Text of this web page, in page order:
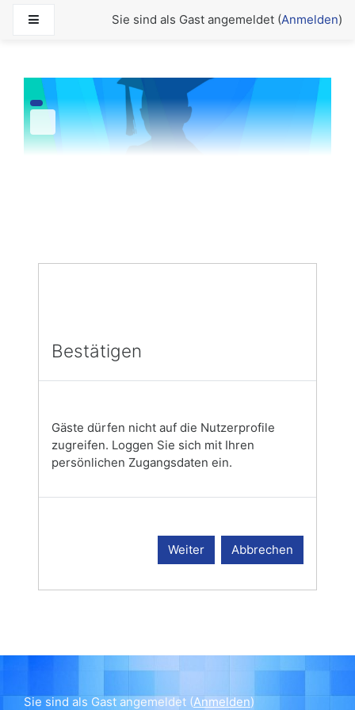
Website-ÜbersichtSie sind als Gast angemeldet (Anmelden)
Bestätigen
Gäste dürfen nicht auf die Nutzerprofile
zugreifen. Loggen Sie sich mit Ihren
persönlichen Zugangsdaten ein.
Weiter Abbrechen
Sie sind als Gast angemeldet (Anmelden)